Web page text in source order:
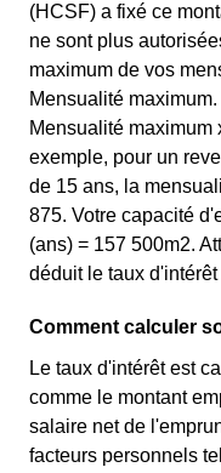
(HCSF) a fixé ce
ne sont plus
maximum de vos
Mensualité
Mensualité maximum
exemple, pour un
de 15 ans, la
875. Votre capacité
(ans) = 157 500m2.
déduit le taux
Comment calculer
Le taux d'intérêt est
comme le montant
salaire net de
facteurs personnels